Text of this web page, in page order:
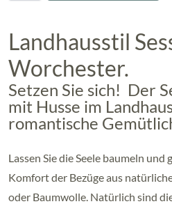
Landhausstil
Worchester.
Setzen Sie sich! Der
mit Husse im
romantische
Lassen Sie die Seele baumeln
Komfort der Bezüge aus
oder Baumwolle. Natürlich sind